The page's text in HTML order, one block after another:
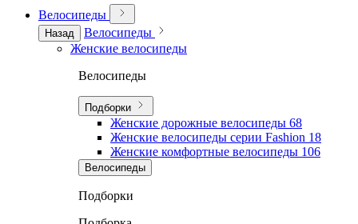
Велосипеды
Назад
Велосипеды
Женские велосипеды
Велосипеды
Подборки
Женские дорожные велосипеды 68
Женские велосипеды серии Fashion 18
Женские комфортные велосипеды 106
Велосипеды
Подборки